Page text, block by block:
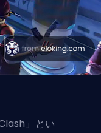
」とい